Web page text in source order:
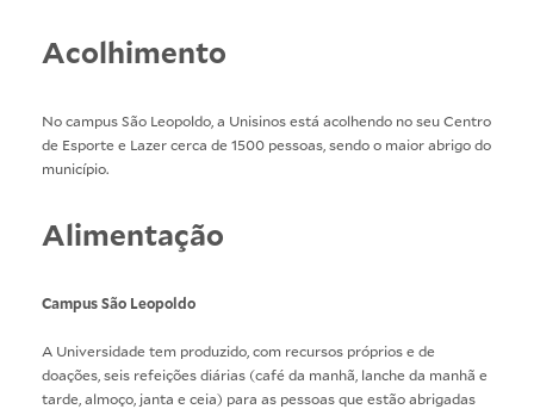
Acolhimento
No campus São Leopoldo, a Unisinos está acolhendo no seu Centro
de Esporte e Lazer cerca de 1500 pessoas, sendo o maior abrigo do
município.
Alimentação
Campus São Leopoldo
A Universidade tem produzido, com recursos próprios e de
doações, seis refeições diárias (café da manhã, lanche da manhã e
tarde, almoço, janta e ceia) para as pessoas que estão abrigadas